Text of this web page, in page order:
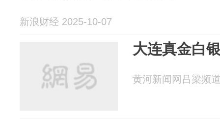
新浪财经 2025-10-07
大连真金白
黄河新闻网吕梁频